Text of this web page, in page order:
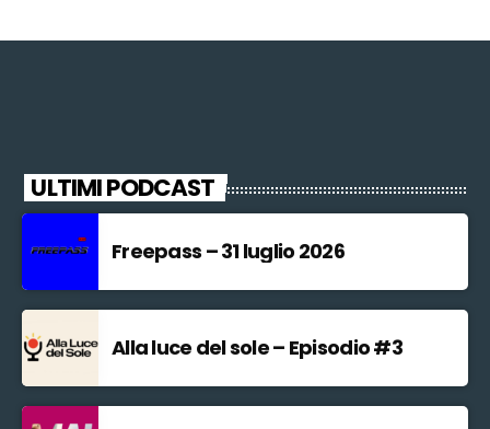
ULTIMI PODCAST
Freepass – 31 luglio 2026
Alla luce del sole – Episodio #3